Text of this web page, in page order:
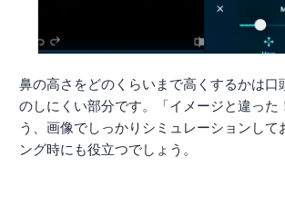
鼻の高さをどのくらいまで高くするかは口
のしにくい部分です。「イメージと違った
う、画像でしっかりシミュレーションして
ング時にも役立つでしょう。